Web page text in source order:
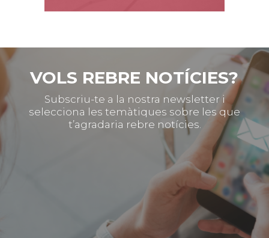
VOLS REBRE NOTÍCIES?
Subscriu-te a la nostra newsletter i
selecciona les temàtiques sobre les que
t’agradaria rebre notícies.